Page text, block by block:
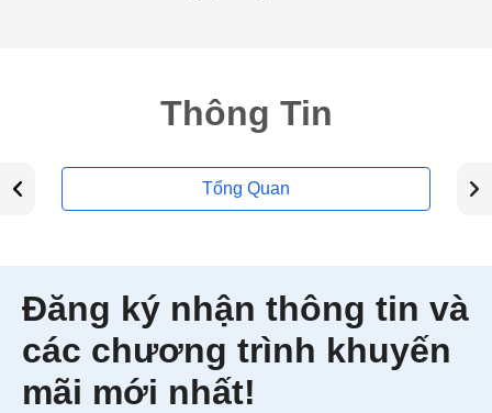
Thông Tin
Tổng Quan
Đăng ký nhận thông tin và
các chương trình khuyến
mãi mới nhất!